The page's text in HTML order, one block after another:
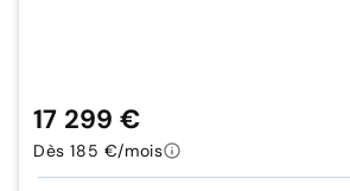
17 299 €
Dès 185 €/mois